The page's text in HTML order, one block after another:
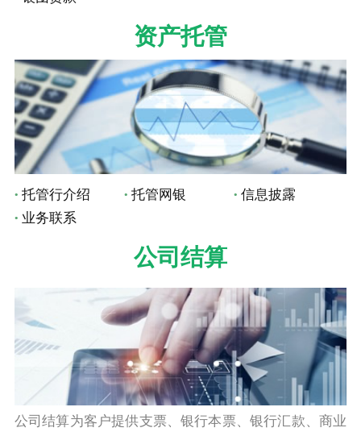
资产托管
托管行介绍 托管网银
信息披露
业务联系
公司结算
公司结算为客户提供支票、银行本票、银行汇款、商业